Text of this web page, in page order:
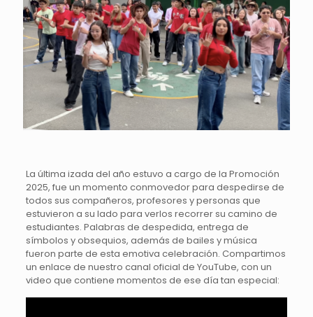
La última izada del año estuvo a cargo de la Promoción
2025, fue un momento conmovedor para despedirse de
todos sus compañeros, profesores y personas que
estuvieron a su lado para verlos recorrer su camino de
estudiantes. Palabras de despedida, entrega de
símbolos y obsequios, además de bailes y música
fueron parte de esta emotiva celebración. Compartimos
un enlace de nuestro canal oficial de YouTube, con un
video que contiene momentos de ese día tan especial: